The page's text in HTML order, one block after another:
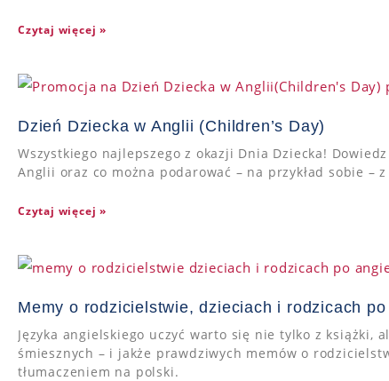
Czytaj więcej »
Dzień Dziecka w Anglii (Children’s Day)
Wszystkiego najlepszego z okazji Dnia Dziecka!
Anglii oraz co można podarować – na przykład sobie –
Czytaj więcej »
Memy o rodzicielstwie, dzieciach i rodzicach
Języka angielskiego uczyć warto się nie tylko z książki,
śmiesznych – i jakże prawdziwych memów o
tłumaczeniem na polski.